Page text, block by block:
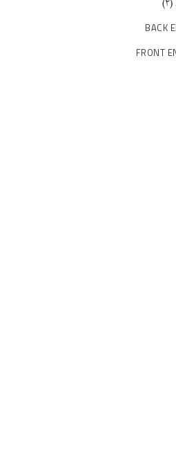
(۲)